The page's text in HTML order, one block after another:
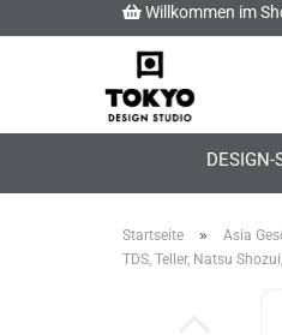
Willkommen im
DESIGN-
Startseite » Asia
TDS, Teller, Natsu